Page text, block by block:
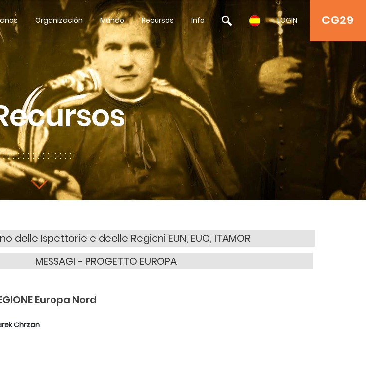
CG29
Organización Mundo Recursos Info LOGIN
delle Ispettorie e deelle Regioni EUN, EUO, ITAMOR
MESSAGI - PROGETTO EUROPA
Europa Nord
Chrzan